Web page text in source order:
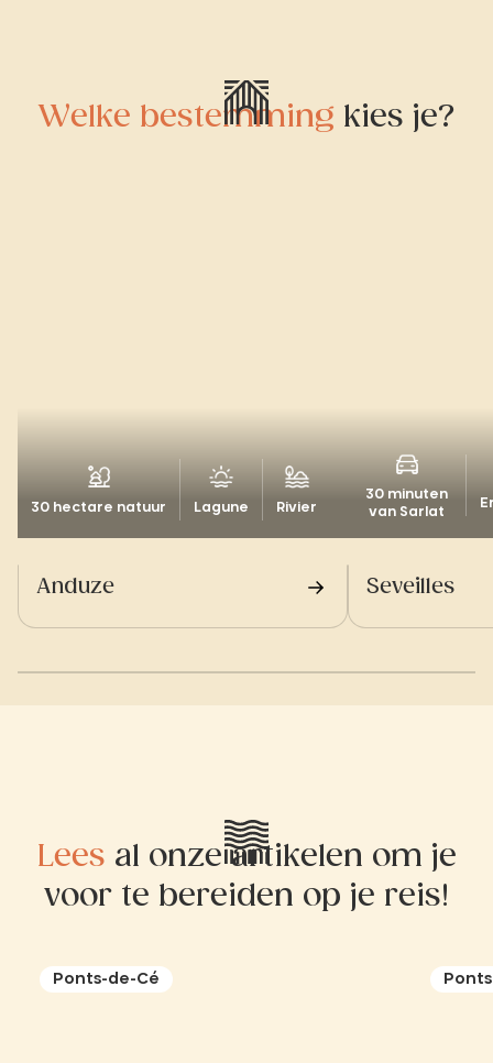
Welke bestemming kies je?
30 hectare natuur Lagune Rivier
Anduze
30 minuten
van Sarlat
Seveilles
Lees al onze artikelen om je
voor te bereiden op je reis!
Ponts-de-Cé